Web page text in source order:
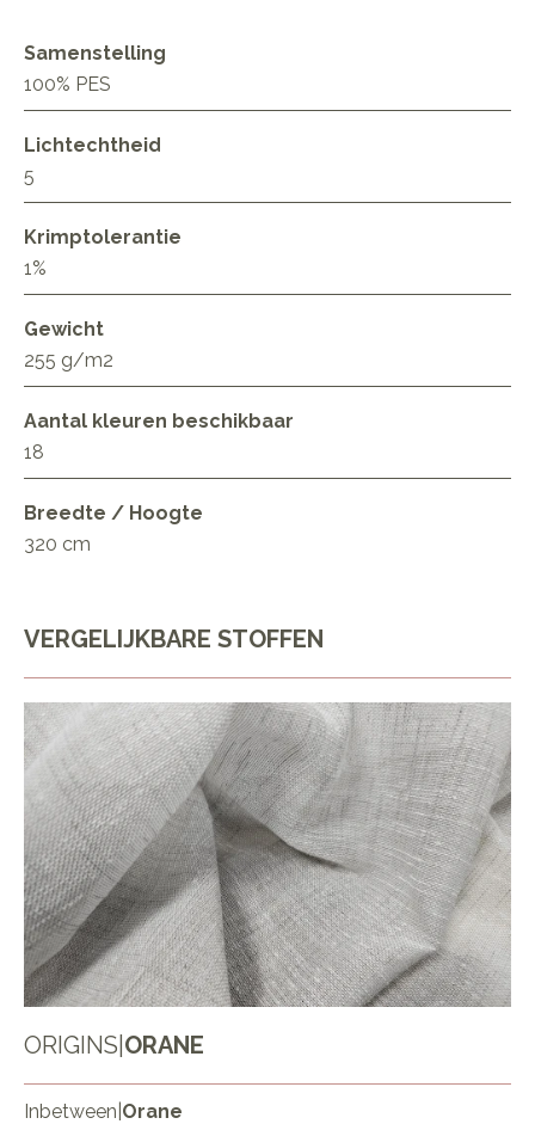
Samenstelling
100% PES
Lichtechtheid
5
Krimptolerantie
1%
Gewicht
255 g/m2
Aantal kleuren beschikbaar
18
Breedte / Hoogte
320 cm
VERGELIJKBARE STOFFEN
ORIGINS ORANE
Inbetween Orane